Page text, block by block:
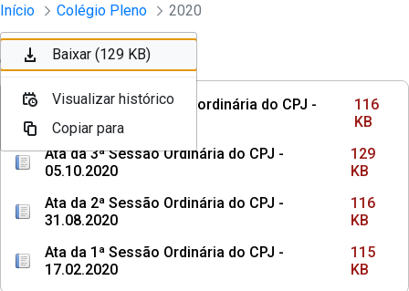
Pular para o Conteúdo principal
Sessões e Reuniões - Documentos
Início Colégio Pleno 2020
Ordenar Filtro
Ata da 1ª Sessão Extraordinária do CPJ -
09.11.2020
116
KB
Ata da 3ª Sessão Ordinária do CPJ -
05.10.2020
129
KB
Ata da 2ª Sessão Ordinária do CPJ -
31.08.2020
116
KB
Ata da 1ª Sessão Ordinária do CPJ -
17.02.2020
115
KB
Baixar (116 KB)
Visualizar histórico
Copiar para
Baixar (129 KB)
Visualizar histórico
Copiar para